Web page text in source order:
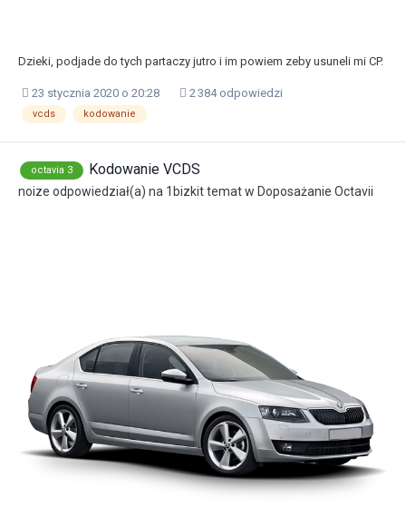
Dzieki, podjade do tych partaczy jutro i im powiem zeby usuneli mi CP.
23 stycznia 2020 o 20:28 2 384 odpowiedzi
vcds kodowanie
octavia 3 Kodowanie VCDS
noize odpowiedział(a) na 1bizkittemat w Doposażanie Octavii